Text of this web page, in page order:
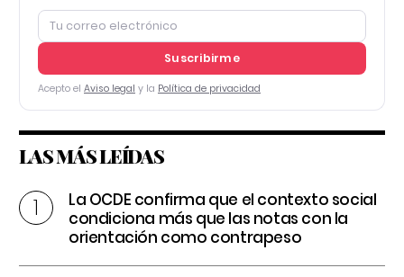
Suscribirme
Acepto el Aviso legal y la Política de privacidad
LAS MÁS LEÍDAS
La OCDE confirma que el contexto social
condiciona más que las notas con la
orientación como contrapeso